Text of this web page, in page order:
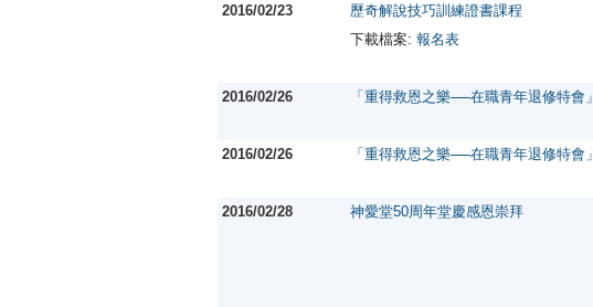
2016/02/23
歷奇解說技巧訓練證書課程
下載檔案: 報名表
2016/02/26 「重得救恩之樂──在職青年退修特會」
2016/02/26 「重得救恩之樂──在職青年退修特會」
2016/02/28 神愛堂50周年堂慶感恩崇拜